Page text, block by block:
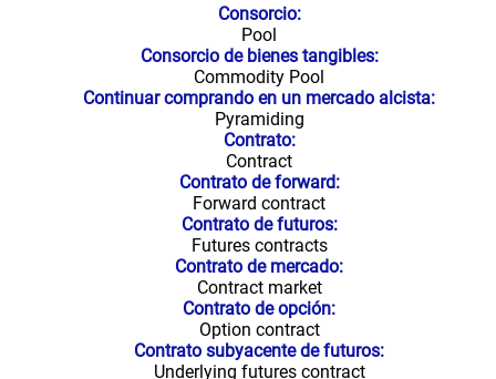
Consorcio:
Pool
Consorcio de bienes tangibles:
Commodity Pool
Continuar comprando en un mercado alcista:
Pyramiding
Contrato:
Contract
Contrato de forward:
Forward contract
Contrato de futuros:
Futures contracts
Contrato de mercado:
Contract market
Contrato de opción:
Option contract
Contrato subyacente de futuros:
Underlying futures contract